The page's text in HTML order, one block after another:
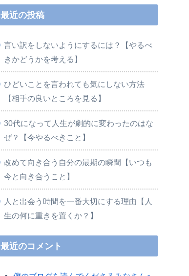
最近の投稿
言い訳をしないようにするには？【やるべ
きかどうかを考える】
ひどいことを言われても気にしない方法
【相手の良いところを見る】
30代になって人生が劇的に変わったのはな
ぜ？【今やるべきこと】
改めて向き合う自分の最期の瞬間【いつも
今と向き合うこと】
人と出会う時間を一番大切にする理由【人
生の何に重きを置くか？】
最近のコメント